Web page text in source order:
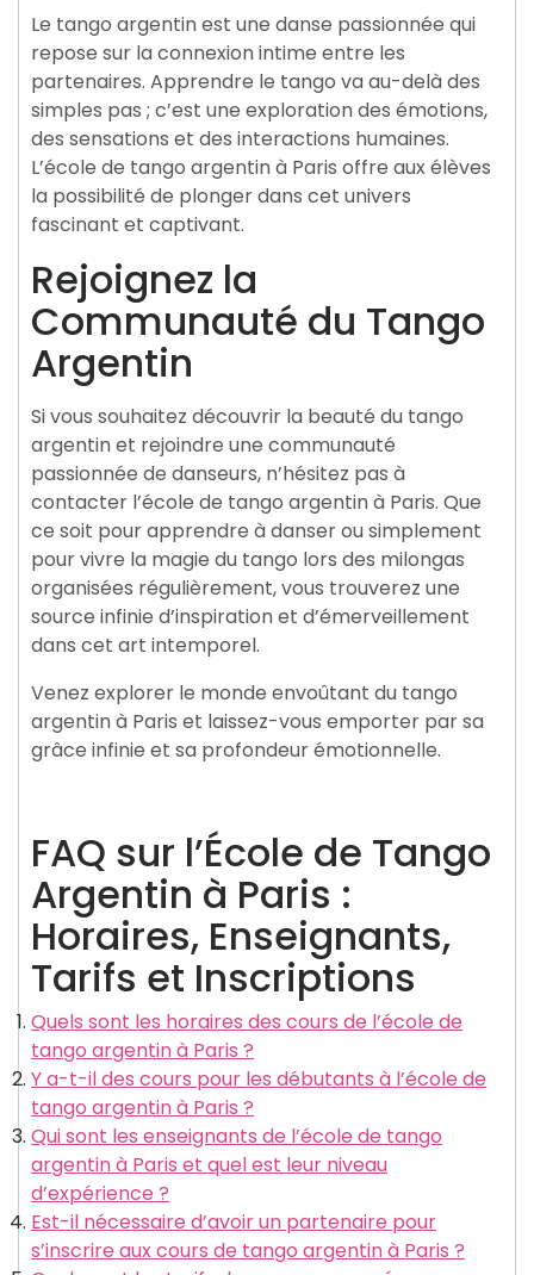
Le tango argentin est une danse passionnée qui
repose sur la connexion intime entre les
partenaires. Apprendre le tango va au-delà des
simples pas ; c’est une exploration des émotions,
des sensations et des interactions humaines.
L’école de tango argentin à Paris offre aux élèves
la possibilité de plonger dans cet univers
fascinant et captivant.
Rejoignez la
Communauté du Tango
Argentin
Si vous souhaitez découvrir la beauté du tango
argentin et rejoindre une communauté
passionnée de danseurs, n’hésitez pas à
contacter l’école de tango argentin à Paris. Que
ce soit pour apprendre à danser ou simplement
pour vivre la magie du tango lors des milongas
organisées régulièrement, vous trouverez une
source infinie d’inspiration et d’émerveillement
dans cet art intemporel.
Venez explorer le monde envoûtant du tango
argentin à Paris et laissez-vous emporter par sa
grâce infinie et sa profondeur émotionnelle.
FAQ sur l’École de Tango
Argentin à Paris :
Horaires, Enseignants,
Tarifs et Inscriptions
Quels sont les horaires des cours de l’école de
tango argentin à Paris ?
Y a-t-il des cours pour les débutants à l’école de
tango argentin à Paris ?
Qui sont les enseignants de l’école de tango
argentin à Paris et quel est leur niveau
d’expérience ?
Est-il nécessaire d’avoir un partenaire pour
s’inscrire aux cours de tango argentin à Paris ?